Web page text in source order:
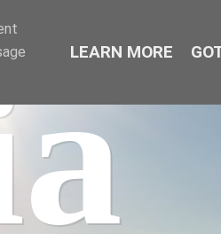
LEARN MORE